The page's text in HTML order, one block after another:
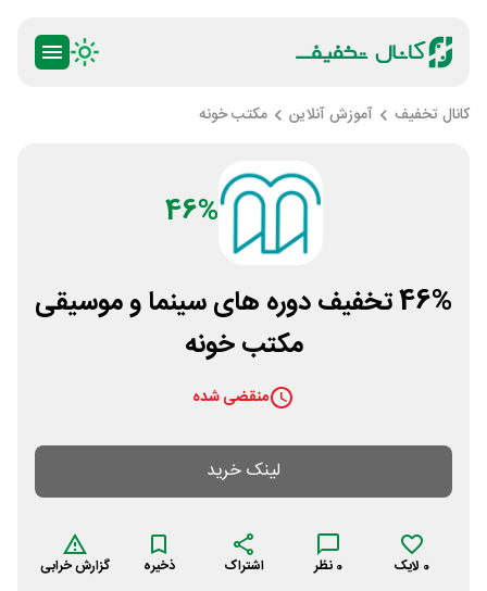
کانال تخفیف آموزش آنلاین مکتب خونه
46%
46% تخفیف دوره های سینما و موسیقی
مکتب خونه
منقضی شده
لینک خرید
0 لایک 0 نظر اشتراک ذخیره گزارش خرابی